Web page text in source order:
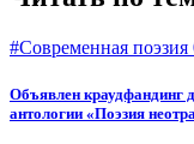
#Современная поэзия
Объявлен краудфандинг
антологии «Поэзия